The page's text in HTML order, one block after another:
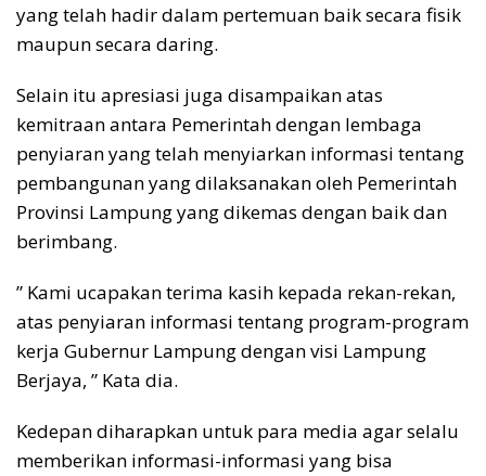
yang telah hadir dalam pertemuan baik secara fisik
maupun secara daring.
Selain itu apresiasi juga disampaikan atas
kemitraan antara Pemerintah dengan lembaga
penyiaran yang telah menyiarkan informasi tentang
pembangunan yang dilaksanakan oleh Pemerintah
Provinsi Lampung yang dikemas dengan baik dan
berimbang.
” Kami ucapakan terima kasih kepada rekan-rekan,
atas penyiaran informasi tentang program-program
kerja Gubernur Lampung dengan visi Lampung
Berjaya, ” Kata dia.
Kedepan diharapkan untuk para media agar selalu
memberikan informasi-informasi yang bisa